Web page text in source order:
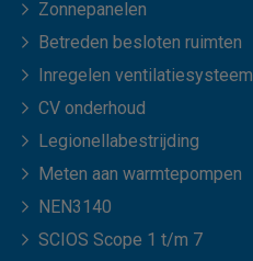
Zonnepanelen
Betreden besloten ruimten
Inregelen ventilatiesysteem
CV onderhoud
Legionellabestrijding
Meten aan warmtepompen
NEN3140
SCIOS Scope 1 t/m 7